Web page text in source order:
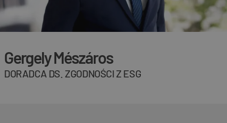
Gergely Mészáros
DORADCA DS. ZGODNOŚCI Z ESG